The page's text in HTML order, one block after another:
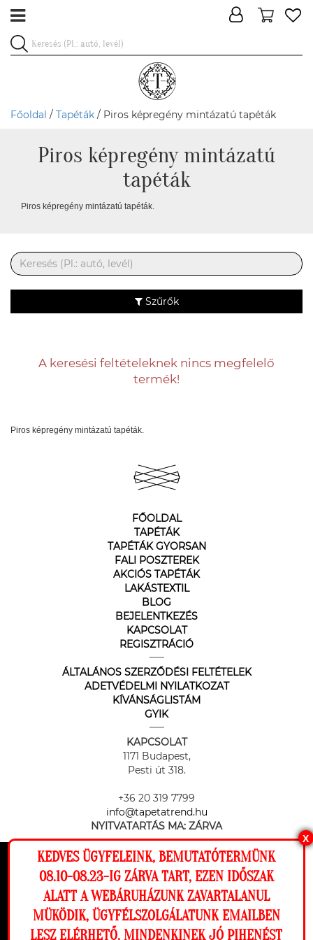
Ez a weboldal cookie-kat használ, hogy a
lehető legjobb élményt nyújtsa honlapunkon.
Beállítások
Főoldal / Tapéták / Piros képregény mintázatú tapéták
Piros képregény mintázatú
tapéták
Piros képregény mintázatú tapéták.
Szűrők
A keresési feltételeknek nincs megfelelő
termék!
Piros képregény mintázatú tapéták.
FŐOLDAL
TAPÉTÁK
TAPÉTÁK GYORSAN
FALI POSZTEREK
AKCIÓS TAPÉTÁK
LAKÁSTEXTIL
BLOG
BEJELENTKEZÉS
KAPCSOLAT
REGISZTRÁCIÓ
ÁLTALÁNOS SZERZŐDÉSI FELTÉTELEK
ADETVÉDELMI NYILATKOZAT
KÍVÁNSÁGLISTÁM
GYIK
KAPCSOLAT
1171 Budapest,
Pesti út 318.
+36 20 319 7799
info@tapetatrend.hu
NYITVATARTÁS MA: ZÁRVA
Az online fizetést a Barion Payment Zrt. biztosítja, MNB engedély
száma: H-EN-I-1064/2013
X
KEDVES ÜGYFELEINK, BEMUTATÓTERMÜNK
08.10-08.23-IG ZÁRVA TART, EZEN IDŐSZAK
ALATT A WEBÁRUHÁZUNK ZAVARTALANUL
MÜKÖDIK, ÜGYFÉLSZOLGÁLATUNK EMAILBEN
LESZ ELÉRHETŐ. MINDENKINEK JÓ PIHENÉST